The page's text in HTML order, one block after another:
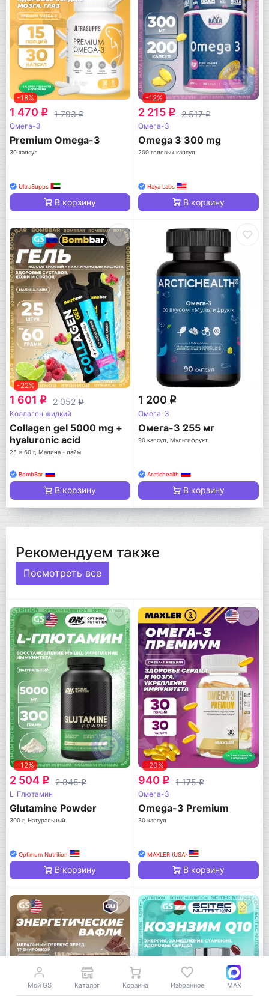
-18%
1 470 q 1 793q
Омега-3
Premium Omega-3
30 капсул
UltraSupps
В корзину
-12%
2 215 q 2 517q
Омега-3
Omega 3 300 mg
200 гелевых капсул
Haya Labs
В корзину
-22%
1 601 q 2 052q
Коллаген жидкий
Collagen gel 5000 mg +
hyaluronic acid
25 x 60 г, Малина - лайм
BombBar
В корзину
1 200 q
Омега-3
Омега-3 255 мг
90 капсул, Мультифрукт
Arctichealth
В корзину
Рекомендуем также
Посмотреть все
-12%
2 504 q 2 845q
L-Глютамин
Glutamine Powder
300 г, Натуральный
Optimum Nutrition
В корзину
-20%
940 q 1 175q
Омега-3
Omega-3 Premium
30 капсул
MAXLER (USA)
В корзину
Мой GS Каталог Корзина Избранное MAX